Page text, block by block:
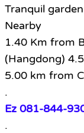
Tranquil
Nearby
1.40 Km from
(Hangdong)
5.00 km from
.
Ez 081-844-
.